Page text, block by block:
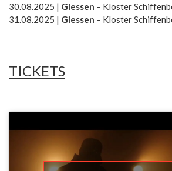
30.08.2025 | Giessen – Kloster
31.08.2025 | Giessen – Kloster
TICKETS